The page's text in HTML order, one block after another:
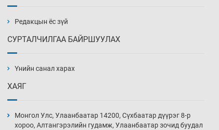
Өчигдөр 14 цаг 00 мин
нэмэгджээ
Өчигдөр 13 цаг 30 мин
Редакцын ёс зүй
СУРТАЛЧИЛГАА БАЙРШУУЛАХ
Үнийн санал харах
ХАЯГ
Монгол Улс, Улаанбаатар 14200, Сүхбаатар дүүрэг 8-р
хороо, Алтангэрэлийн гудамж, Улаанбаатар зочид буудал